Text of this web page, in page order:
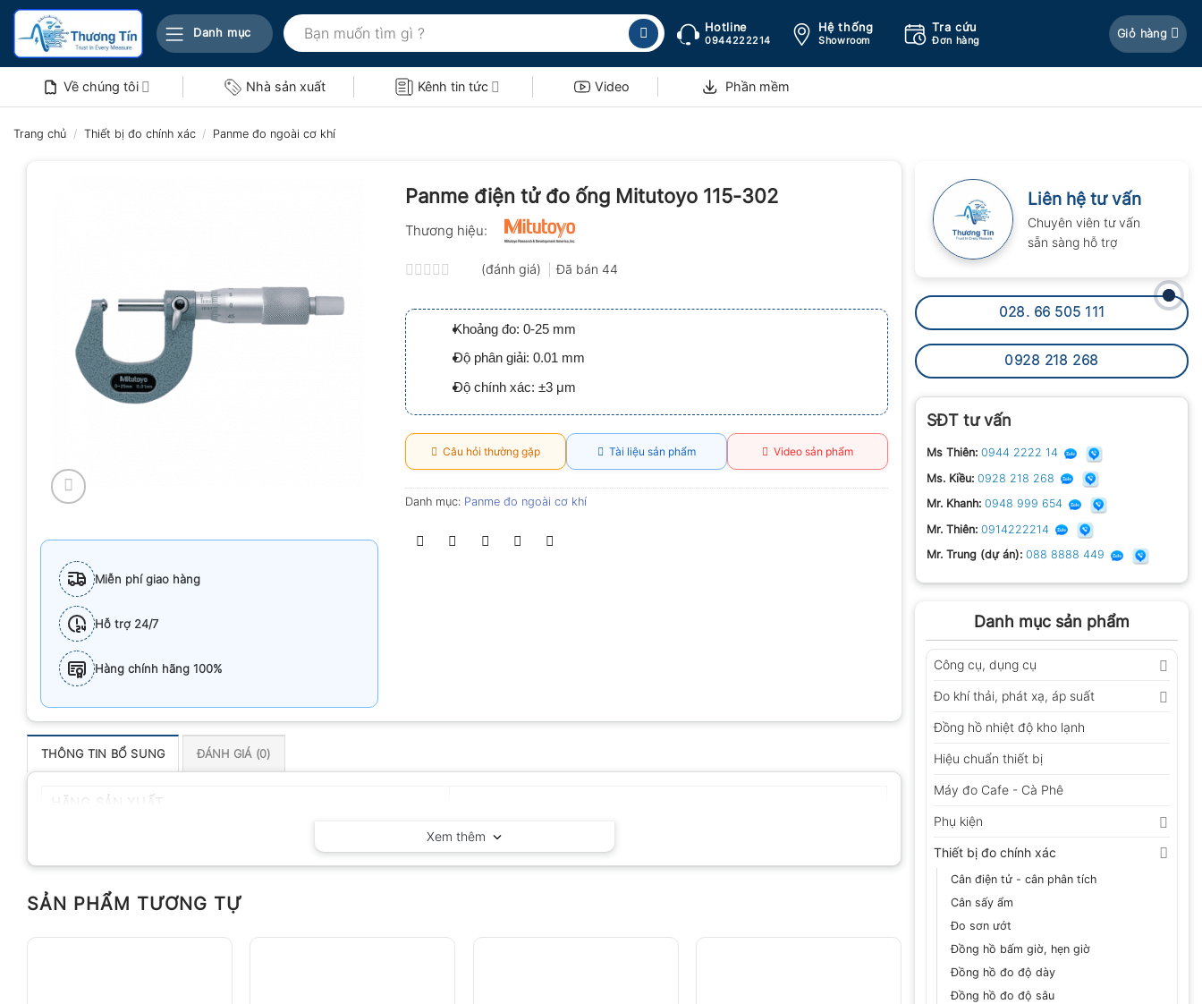
Bỏ
nội
Danh mục
Tìm
kiếm:
Hotline
0944222214
Hệ thống
Showroom
Tra cứu
Đơn hàng
Giỏ hàng
Về chúng tôi Nhà sản xuất Kênh tin tức Video Phần mềm
Trang chủ / Thiết bị đo chính xác / Panme đo ngoài cơ khí
Liên hệ tư vấn
Chuyên viên tư vấn
sẵn sàng hỗ trợ
028. 66 505 111
0928 218 268
SĐT tư vấn
Ms Thiên: 0944 2222 14
Ms. Kiều: 0928 218 268
Mr. Khanh: 0948 999 654
Mr. Thiên: 0914222214
Mr. Trung (dự án): 088 8888 449
Danh mục sản phẩm
Công cụ, dụng cụ
Đo khí thải, phát xạ, áp suất
Đồng hồ nhiệt độ kho lạnh
Hiệu chuẩn thiết bị
Máy đo Cafe - Cà Phê
Phụ kiện
Thiết bị đo chính xác
Cân điện tử - cân phân tích
Cân sấy ẩm
Đo sơn ướt
Đồng hồ bấm giờ, hẹn giờ
Đồng hồ đo độ dày
Đồng hồ đo độ sâu
Miễn phí giao hàng
Hỗ trợ 24/7
Hàng chính hãng 100%
Panme điện tử đo ống Mitutoyo 115-302
Thương hiệu:
xếp
hạng
0.0
5
sao
(đánh giá) Đã bán 44
Khoảng đo: 0-25 mm
Độ phân giải: 0.01 mm
Độ chính xác: ±3 μm
Câu hỏi thường gặp Tài liệu sản phẩm Video sản phẩm
Danh mục: Panme đo ngoài cơ khí
THÔNG TIN BỔ SUNG ĐÁNH GIÁ (0)
Xem thêm
SẢN PHẨM TƯƠNG TỰ